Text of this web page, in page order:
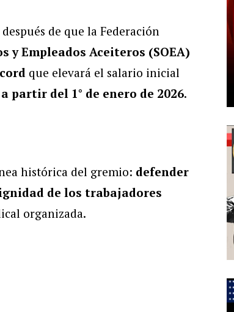
de que la Federación
y Empleados Aceiteros (SOEA)
que elevará el salario inicial
a partir del 1° de enero de 2026.
histórica del gremio: defender
de los trabajadores
organizada.